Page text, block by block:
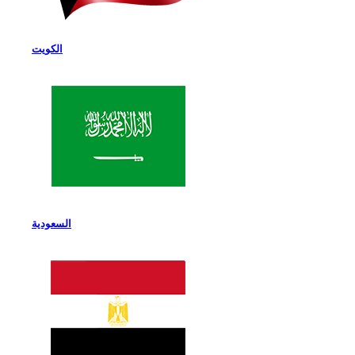
الكويت
السعودية